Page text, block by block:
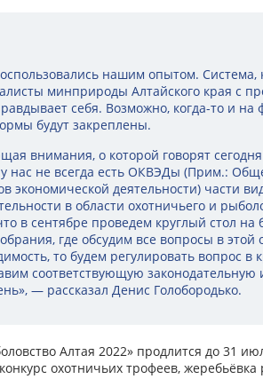
нашим опытом. Система,
минприроды Алтайского края с
себя. Возможно, когда-то и на
будут закреплены.
внимания, о которой говорят сегодня
нас не всегда есть ОКВЭДы (Прим.:
экономической деятельности) части
в области охотничьего и
в сентябре проведем круглый стол на
где обсудим все вопросы в этой
то будем регулировать вопрос в
соответствующую законодательную
— рассказал Денис Голобородько.
Алтая 2022» продлится до 31
охотничьих трофеев,